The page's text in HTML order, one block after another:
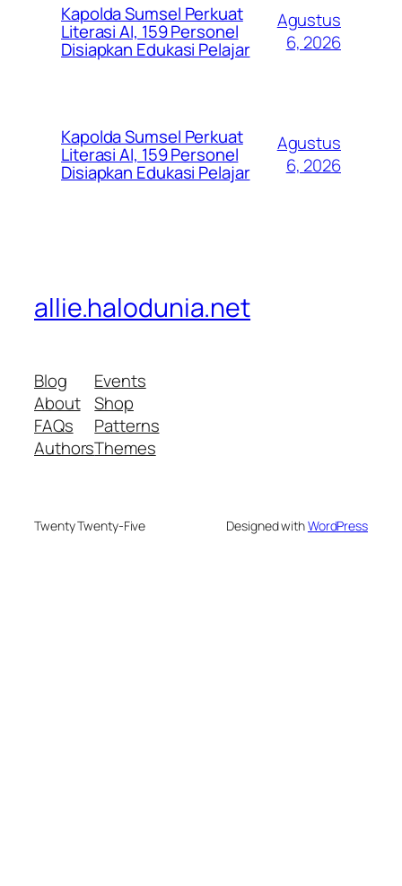
Kapolda Sumsel Perkuat
Literasi AI, 159 Personel
Disiapkan Edukasi Pelajar
Agustus
6, 2026
Kapolda Sumsel Perkuat
Literasi AI, 159 Personel
Disiapkan Edukasi Pelajar
Agustus
6, 2026
allie.halodunia.net
Blog
About
FAQs
Authors
Events
Shop
Patterns
Themes
Twenty Twenty-Five Designed withWordPress